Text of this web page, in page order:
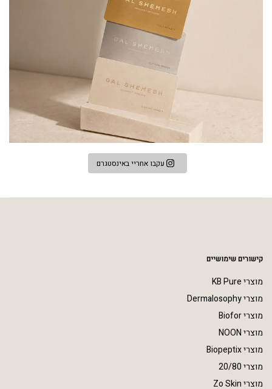
עקבו אחריי באינסטגרם
קישורים שימושיים
מוצרי KB Pure
מוצרי Dermalosophy
מוצרי Biofor
מוצרי NOON
מוצרי Biopeptix
מוצרי 20/80
מוצרי Zo Skin